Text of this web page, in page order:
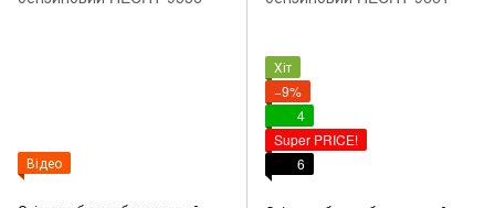
Відео
Хіт
−9%
4
Super PRICE!
6